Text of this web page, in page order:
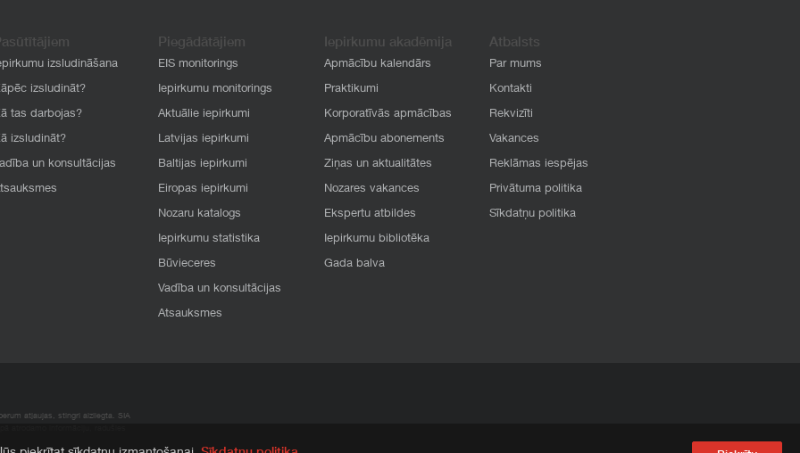
izsludināšana
izsludināt?
tas darbojas?
izsludināt?
un konsultācijas
Piegādātājiem
EIS monitorings
Iepirkumu monitorings
Aktuālie iepirkumi
Latvijas iepirkumi
Baltijas iepirkumi
Eiropas iepirkumi
Nozaru katalogs
Iepirkumu statistika
Būvieceres
Vadība un konsultācijas
Atsauksmes
Iepirkumu akadēmija
Apmācību kalendārs
Praktikumi
Korporatīvās apmācības
Apmācību abonements
Ziņas un aktualitātes
Nozares vakances
Ekspertu atbildes
Iepirkumu bibliotēka
Gada balva
Atbalsts
Par mums
Kontakti
Rekvizīti
Vakances
Reklāmas iespējas
Privātuma politika
Sīkdatņu politika
atļaujas, stingri aizliegta. SIA